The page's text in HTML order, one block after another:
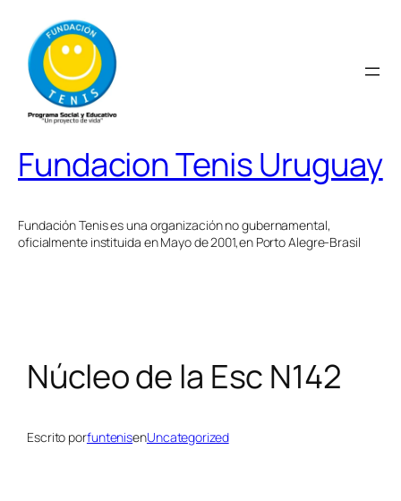
contenido
Fundacion Tenis Uruguay
Fundación Tenis es una organización no gubernamental,
oficialmente instituida en Mayo de 2001,en Porto Alegre-Brasil
Núcleo de la Esc N142
Escrito porfuntenisenUncategorized